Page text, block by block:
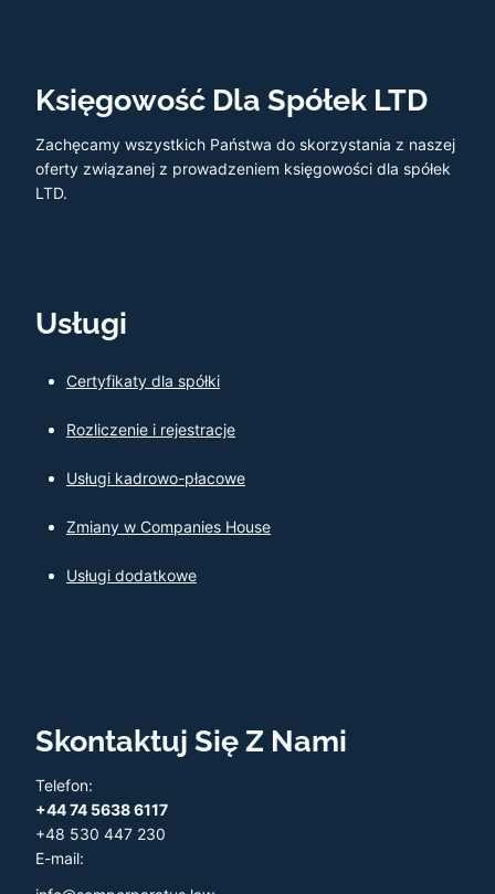
Księgowość Dla Spółek LTD
Zachęcamy wszystkich Państwa do skorzystania z naszej
oferty związanej z prowadzeniem księgowości dla spółek
LTD.
Usługi
Certyfikaty dla spółki
Rozliczenie i rejestracje
Usługi kadrowo-płacowe
Zmiany w Companies House
Usługi dodatkowe
Skontaktuj Się Z Nami
Telefon:
+44 74 5638 6117
+48 530 447 230
E-mail: